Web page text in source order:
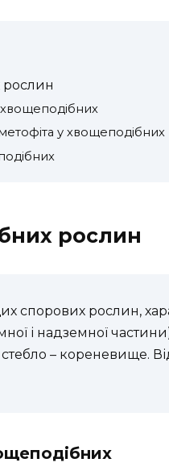
рослин
у хвощеподібних
рослин
спорових рослин,
і надземної
– кореневище.